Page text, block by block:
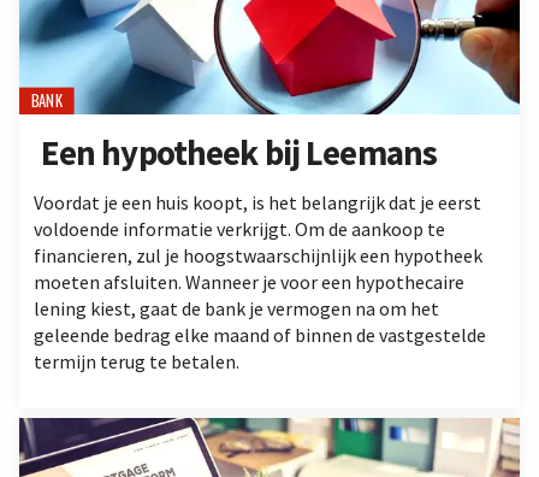
BANK
Een hypotheek bij Leemans
Voordat je een huis koopt, is het belangrijk dat je eerst
voldoende informatie verkrijgt. Om de aankoop te
financieren, zul je hoogstwaarschijnlijk een hypotheek
moeten afsluiten. Wanneer je voor een hypothecaire
lening kiest, gaat de bank je vermogen na om het
geleende bedrag elke maand of binnen de vastgestelde
termijn terug te betalen.